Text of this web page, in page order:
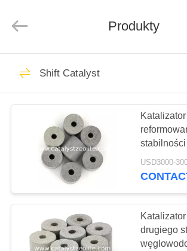
DOM
PRODUKTY
WYCIECZKA
FABRYCE
Rights
Katalizator
Zeolit ​​ZSM-5
Produkty
Shift Catalyst
chemicznej
drugiego